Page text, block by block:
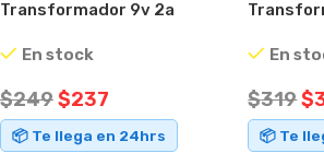
Transformador 9v 2a
En stock
$249$237
📦 Te llega en 24hrs
Negro
En
$319$
📦 Te